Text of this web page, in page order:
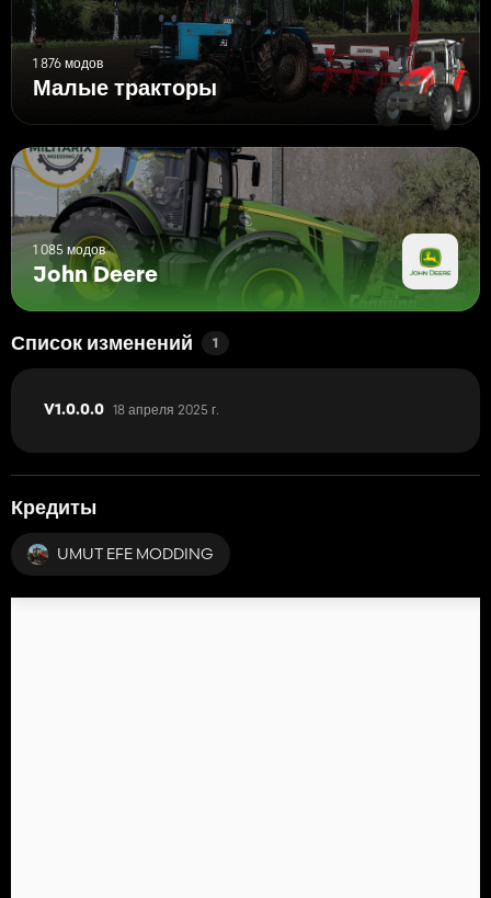
1 876 модов
Малые тракторы
1 085 модов
John Deere
Список изменений 1
V1.0.0.0 18 апреля 2025 г.
Кредиты
UMUT EFE MODDING